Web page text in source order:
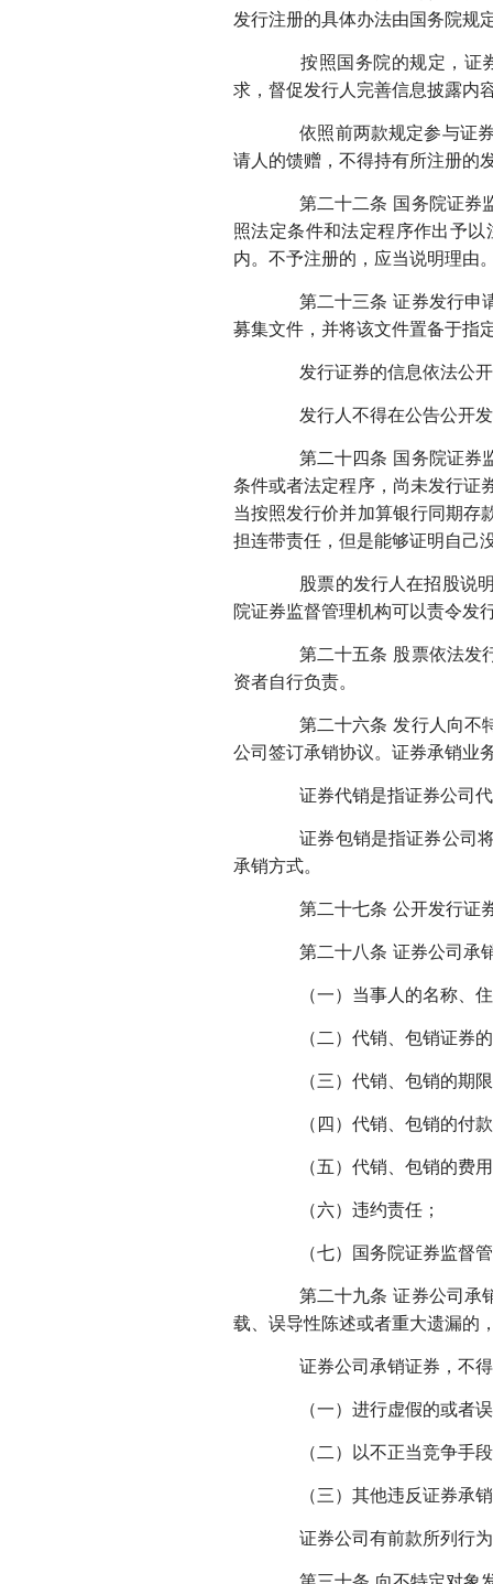
发行注册的具体办法由国务院规
按照国务院的规定，证券
求，督促发行人完善信息披露内
依照前两款规定参与证券
请人的馈赠，不得持有所注册的
第二十二条 国务院证券监
照法定条件和法定程序作出予
内。不予注册的，应当说明理由
第二十三条 证券发行申请
募集文件，并将该文件置备于指
发行证券的信息依法公开
发行人不得在公告公开发
第二十四条 国务院证券监
条件或者法定程序，尚未发行证
当按照发行价并加算银行同期存
担连带责任，但是能够证明自己
股票的发行人在招股说明
院证券监督管理机构可以责令发
第二十五条 股票依法发行
资者自行负责。
第二十六条 发行人向不特
公司签订承销协议。证券承销业
证券代销是指证券公司代
证券包销是指证券公司将
承销方式。
第二十七条 公开发行证券
第二十八条 证券公司承销
（一）当事人的名称、住
（二）代销、包销证券的
（三）代销、包销的期限
（四）代销、包销的付款
（五）代销、包销的费用
（六）违约责任；
（七）国务院证券监督管
第二十九条 证券公司承销
载、误导性陈述或者重大遗漏的
证券公司承销证券，不得
（一）进行虚假的或者误
（二）以不正当竞争手段
（三）其他违反证券承销
证券公司有前款所列行为